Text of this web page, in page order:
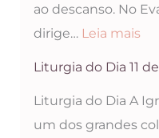
ao descanso. No
dirige… Leia mais:
12
Liturgia do Dia 11
Liturgia do Dia A
um dos grandes